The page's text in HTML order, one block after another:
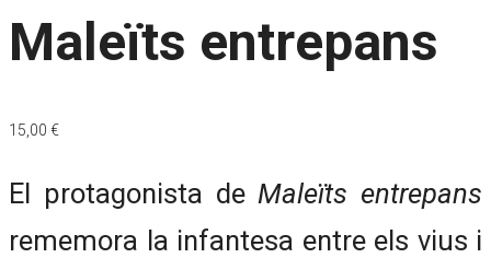
Maleïts entrepans
15,00 €
El protagonista de Maleïts entrepans
rememora la infantesa entre els vius i